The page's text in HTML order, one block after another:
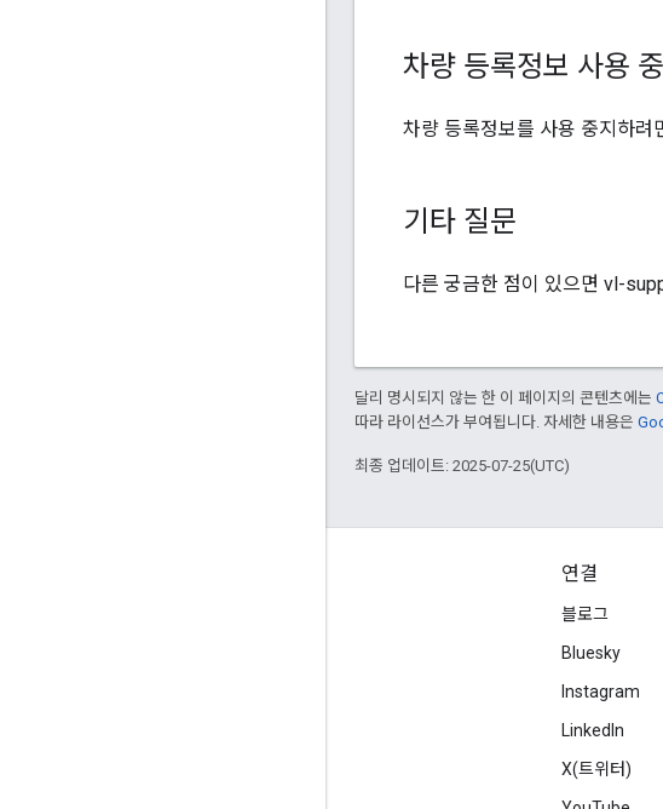
차량 등록정보 사용
차량 등록정보를 사용 중지하려
기타 질문
다른 궁금한 점이 있으면 vl-
달리 명시되지 않는 한 이 페이지의 콘텐츠에는
따라 라이선스가 부여됩니다. 자세한 내용은
최종 업데이트: 2025-07-25(UTC)
연결
블로그
Bluesky
Instagram
LinkedIn
X(트위터)